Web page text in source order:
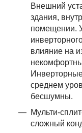
Внешний
здания,
помещении.
влияние на
среднем
бесшумны.
Мульти-
сложный